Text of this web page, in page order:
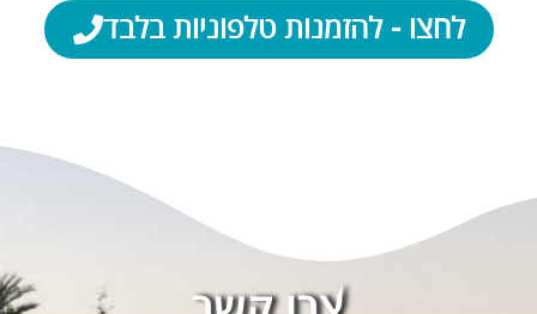
לחצו - להזמנות טלפוניות בלבד